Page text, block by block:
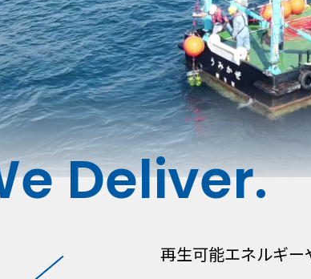
Deliver.
再生可能エネルギ